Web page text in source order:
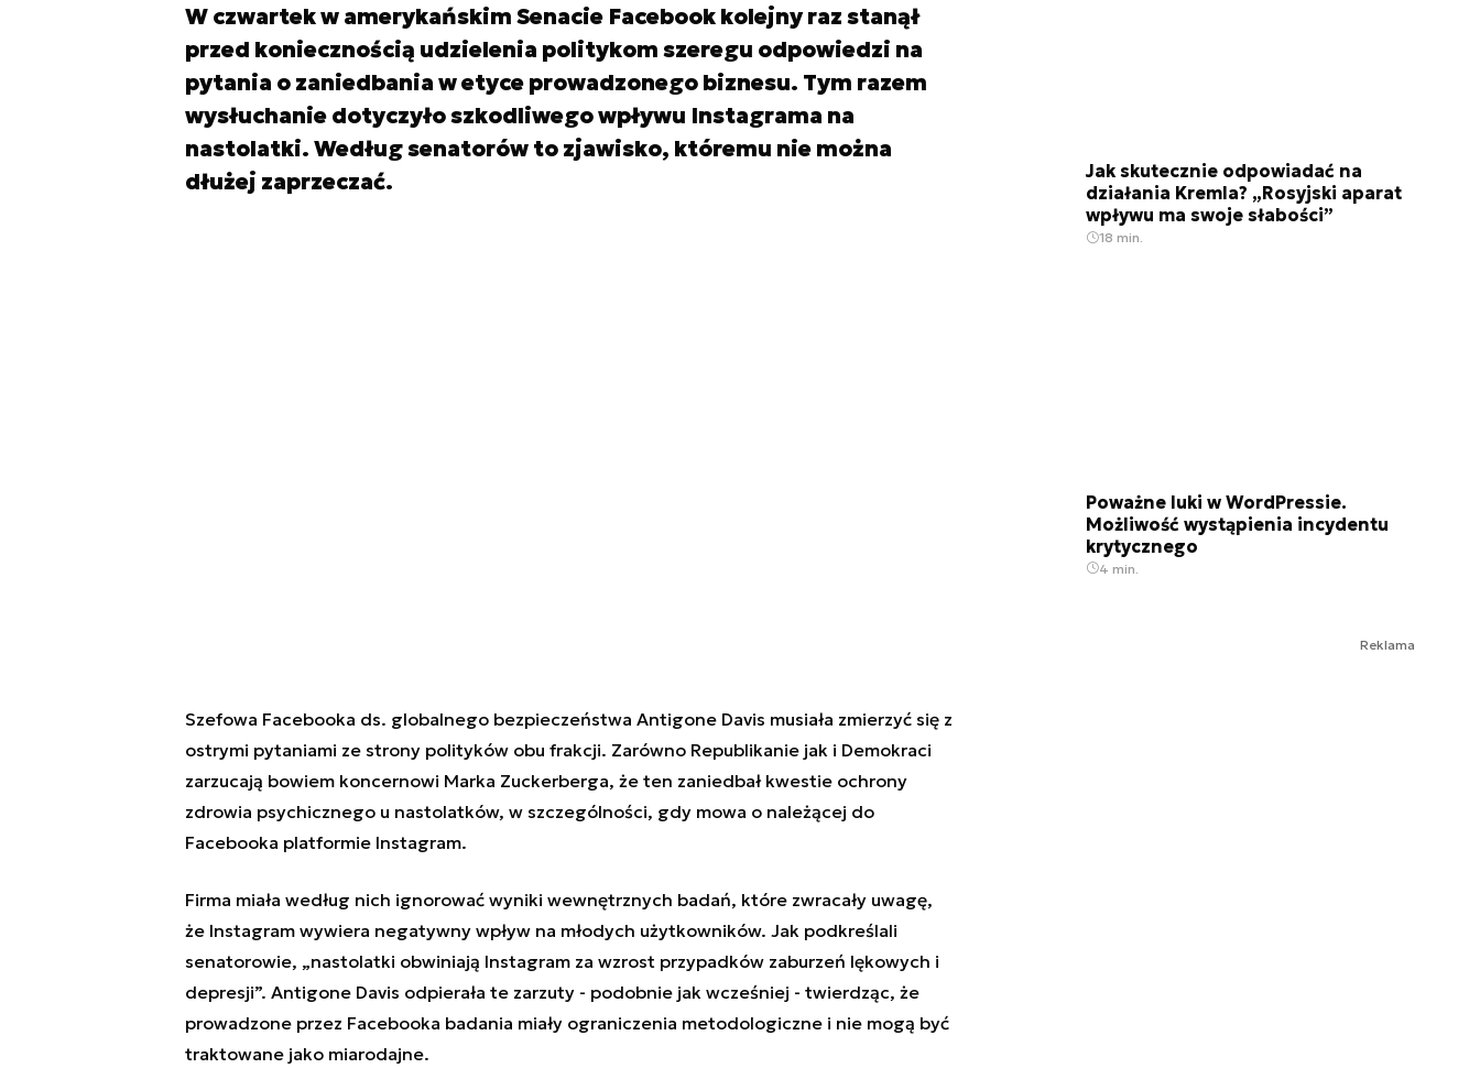
W czwartek w amerykańskim Senacie Facebook kolejny raz stanął
przed koniecznością udzielenia politykom szeregu odpowiedzi na
pytania o zaniedbania w etyce prowadzonego biznesu. Tym razem
wysłuchanie dotyczyło szkodliwego wpływu Instagrama na
nastolatki. Według senatorów to zjawisko, któremu nie można
dłużej zaprzeczać.
Szefowa Facebooka ds. globalnego bezpieczeństwa Antigone Davis musiała zmierzyć się z
ostrymi pytaniami ze strony polityków obu frakcji. Zarówno Republikanie jak i Demokraci
zarzucają bowiem koncernowi Marka Zuckerberga, że ten zaniedbał kwestie ochrony
zdrowia psychicznego u nastolatków, w szczególności, gdy mowa o należącej do
Facebooka platformie Instagram.
Firma miała według nich ignorować wyniki wewnętrznych badań, które zwracały uwagę,
że Instagram wywiera negatywny wpływ na młodych użytkowników. Jak podkreślali
senatorowie, „nastolatki obwiniają Instagram za wzrost przypadków zaburzeń lękowych i
depresji”. Antigone Davis odpierała te zarzuty - podobnie jak wcześniej - twierdząc, że
prowadzone przez Facebooka badania miały ograniczenia metodologiczne i nie mogą być
traktowane jako miarodajne.
Jak skutecznie odpowiadać na
działania Kremla? „Rosyjski aparat
wpływu ma swoje słabości”
18 min.
Poważne luki w WordPressie.
Możliwość wystąpienia incydentu
krytycznego
4 min.
Reklama